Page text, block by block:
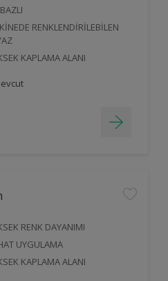
RENKLENDİRİLEBİLEN
KAPLAMA ALANI
RENK DAYANIMI
UYGULAMA
KAPLAMA ALANI